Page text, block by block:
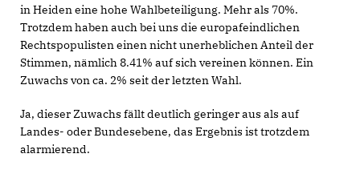
in Heiden eine hohe Wahlbeteiligung. Mehr als 70%.
Trotzdem haben auch bei uns die europafeindlichen
Rechtspopulisten einen nicht unerheblichen Anteil der
Stimmen, nämlich 8.41% auf sich vereinen können. Ein
Zuwachs von ca. 2% seit der letzten Wahl.
Ja, dieser Zuwachs fällt deutlich geringer aus als auf
Landes- oder Bundesebene, das Ergebnis ist trotzdem
alarmierend.